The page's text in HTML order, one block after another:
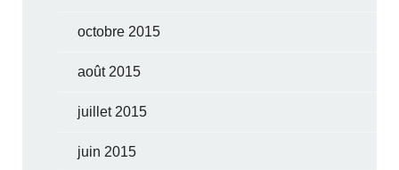
octobre 2015
août 2015
juillet 2015
juin 2015